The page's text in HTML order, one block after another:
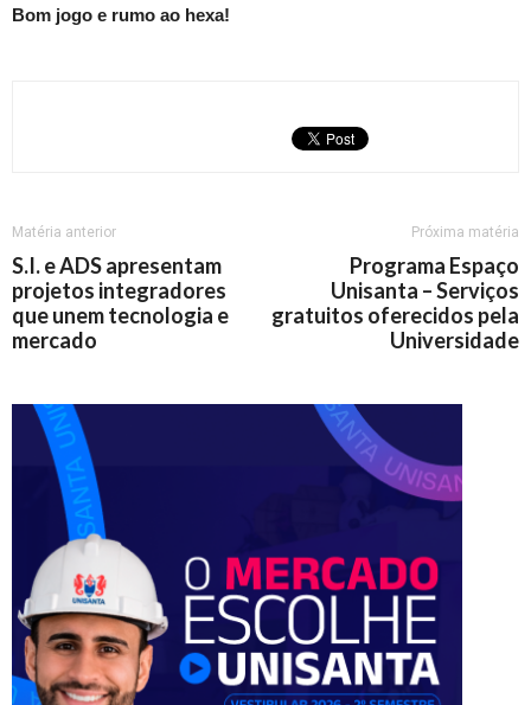
Bom jogo e rumo ao hexa!
Matéria anterior
S.I. e ADS apresentam
projetos integradores
que unem tecnologia e
mercado
Próxima matéria
Programa Espaço
Unisanta – Serviços
gratuitos oferecidos pela
Universidade